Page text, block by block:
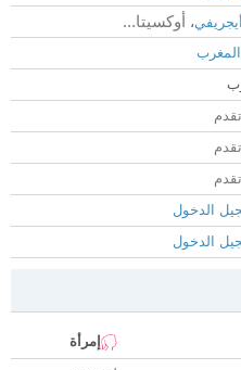
أيجريفي، أوكسيتا...
المغرب
الدخول
الدخول
إمرأة